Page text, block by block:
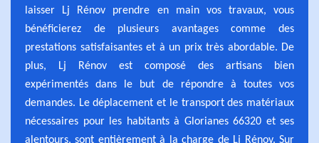
laisser Lj Rénov prendre en main vos travaux, vous
bénéficierez de plusieurs avantages comme des
prestations satisfaisantes et à un prix très abordable. De
plus, Lj Rénov est composé des artisans bien
expérimentés dans le but de répondre à toutes vos
demandes. Le déplacement et le transport des matériaux
nécessaires pour les habitants à Glorianes 66320 et ses
alentours, sont entièrement à la charge de Lj Rénov. Sur